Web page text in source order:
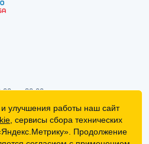
до 20:00
1
улучшения работы наш сайт
, сервисы сбора технических
Продолжение